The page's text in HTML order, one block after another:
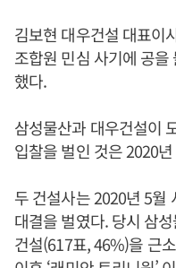
김보현 대우건설 대표이
조합원 민심 사기에 공을
했다.
삼성물산과 대우건설이
입찰을 벌인 것은 2020
두 건설사는 2020년 5월
대결을 벌였다. 당시 삼
건설(617표, 46%)을 근